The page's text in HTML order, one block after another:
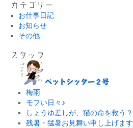
カテゴリー
お仕事日記
お知らせ
その他
スタッフ
ペットシッター２号
梅雨
モフい日々♪
しょうゆ差しが、猫の命を救う？
残暑・猛暑お見舞い申し上げます